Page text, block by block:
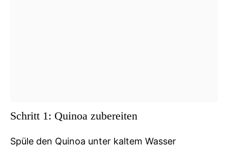
Schritt 1: Quinoa zubereiten
Spüle den Quinoa unter kaltem Wasser